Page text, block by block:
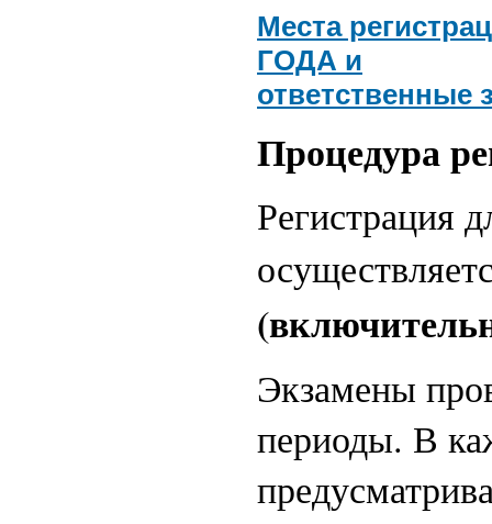
Места
ГОДА и
ответственные
Процедура
Регистрация
Экзамены
периоды. В